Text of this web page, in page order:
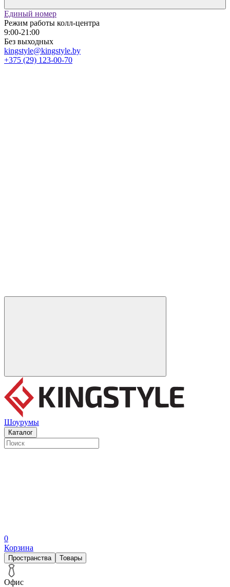
Единый номер
Режим работы колл-центра
9:00-21:00
Без выходных
kingstyle@kingstyle.by
+375 (29) 123-00-70
Шоурумы
Каталог
0
Корзина
Пространства Товары
Офис